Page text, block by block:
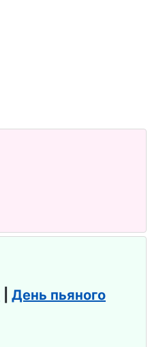
День пьяного